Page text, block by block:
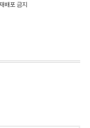
배포 금지